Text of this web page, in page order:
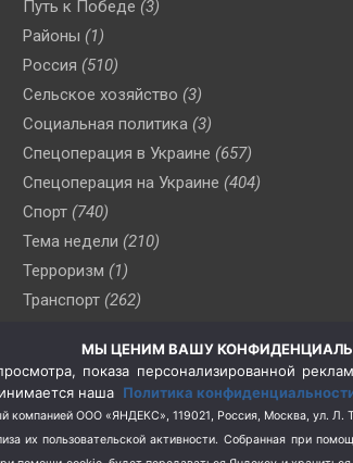
Путь к Победе (3)
Районы (1)
Россия (510)
Сельское хозяйство (3)
Социальная политика (3)
Спецоперация в Украине (657)
Спецоперация на Украине (404)
Спорт (740)
Тема недели (210)
Терроризм (1)
Транспорт (262)
(76)
Цены (2)
Школа и спорт (2)
Экология (8)
МЫ ЦЕНИМ ВАШУ
показа персонализированной
наша Политика
компанией ООО «ЯНДЕКС», 119021, Россия, Москва, ул.
их пользовательской активности. Собранная при